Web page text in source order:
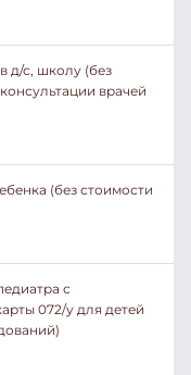
д/с, школу (без
врачей
(без стоимости
с
072/у для детей